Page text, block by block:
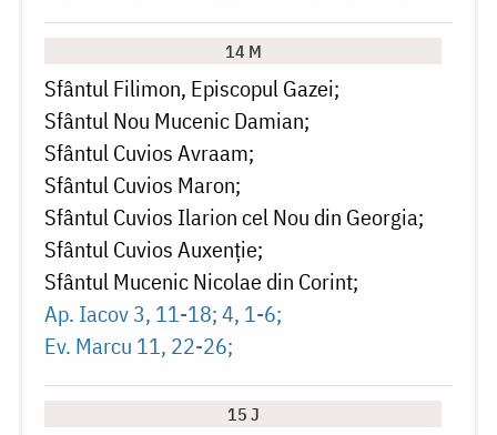
14 M
Sfântul Filimon, Episcopul Gazei
Sfântul Nou Mucenic Damian
Sfântul Cuvios Avraam
Sfântul Cuvios Maron
Sfântul Cuvios Ilarion cel Nou din Georgia
Sfântul Cuvios Auxenție
Sfântul Mucenic Nicolae din Corint
Ap. Iacov 3, 11-18; 4, 1-6
Ev. Marcu 11, 22-26
15 J